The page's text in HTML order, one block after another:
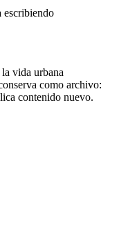
escribiendo
la vida urbana
como archivo:
contenido nuevo.